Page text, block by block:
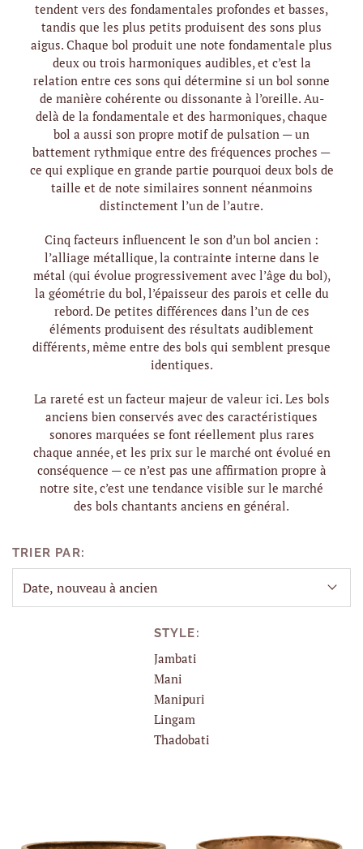
tendent vers des fondamentales profondes et basses,
tandis que les plus petits produisent des sons plus
aigus. Chaque bol produit une note fondamentale plus
deux ou trois harmoniques audibles, et c’est la
relation entre ces sons qui détermine si un bol sonne
de manière cohérente ou dissonante à l’oreille. Au-
delà de la fondamentale et des harmoniques, chaque
bol a aussi son propre motif de pulsation — un
battement rythmique entre des fréquences proches —
ce qui explique en grande partie pourquoi deux bols de
taille et de note similaires sonnent néanmoins
distinctement l’un de l’autre.
Cinq facteurs influencent le son d’un bol ancien :
l’alliage métallique, la contrainte interne dans le
métal (qui évolue progressivement avec l’âge du bol),
la géométrie du bol, l’épaisseur des parois et celle du
rebord. De petites différences dans l’un de ces
éléments produisent des résultats audiblement
différents, même entre des bols qui semblent presque
identiques.
La rareté est un facteur majeur de valeur ici. Les bols
anciens bien conservés avec des caractéristiques
sonores marquées se font réellement plus rares
chaque année, et les prix sur le marché ont évolué en
conséquence — ce n’est pas une affirmation propre à
notre site, c’est une tendance visible sur le marché
des bols chantants anciens en général.
TRIER PAR:
STYLE:
Jambati
Mani
Manipuri
Lingam
Thadobati